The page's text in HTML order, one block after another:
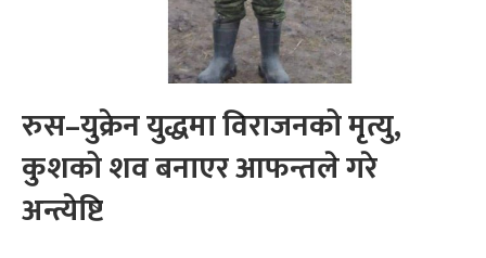
रुस–युक्रेन युद्धमा विराजनको मृत्यु,
कुशको शव बनाएर आफन्तले गरे
अन्त्येष्टि